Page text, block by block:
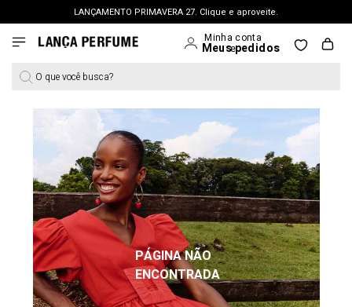
LANÇAMENTO PRIMAVERA 27. Clique e aproveite.
FRETE GRÁTIS | a partir de R$ 699. APROVEITAR >
OUTLET: Até 65% OFF + 15% na 2ª peça. Confira >
LANÇAMENTO PRIMAVERA 27. Clique e aproveite.
O que você busca?
PÁGINA NÃO
ENCONTRADA